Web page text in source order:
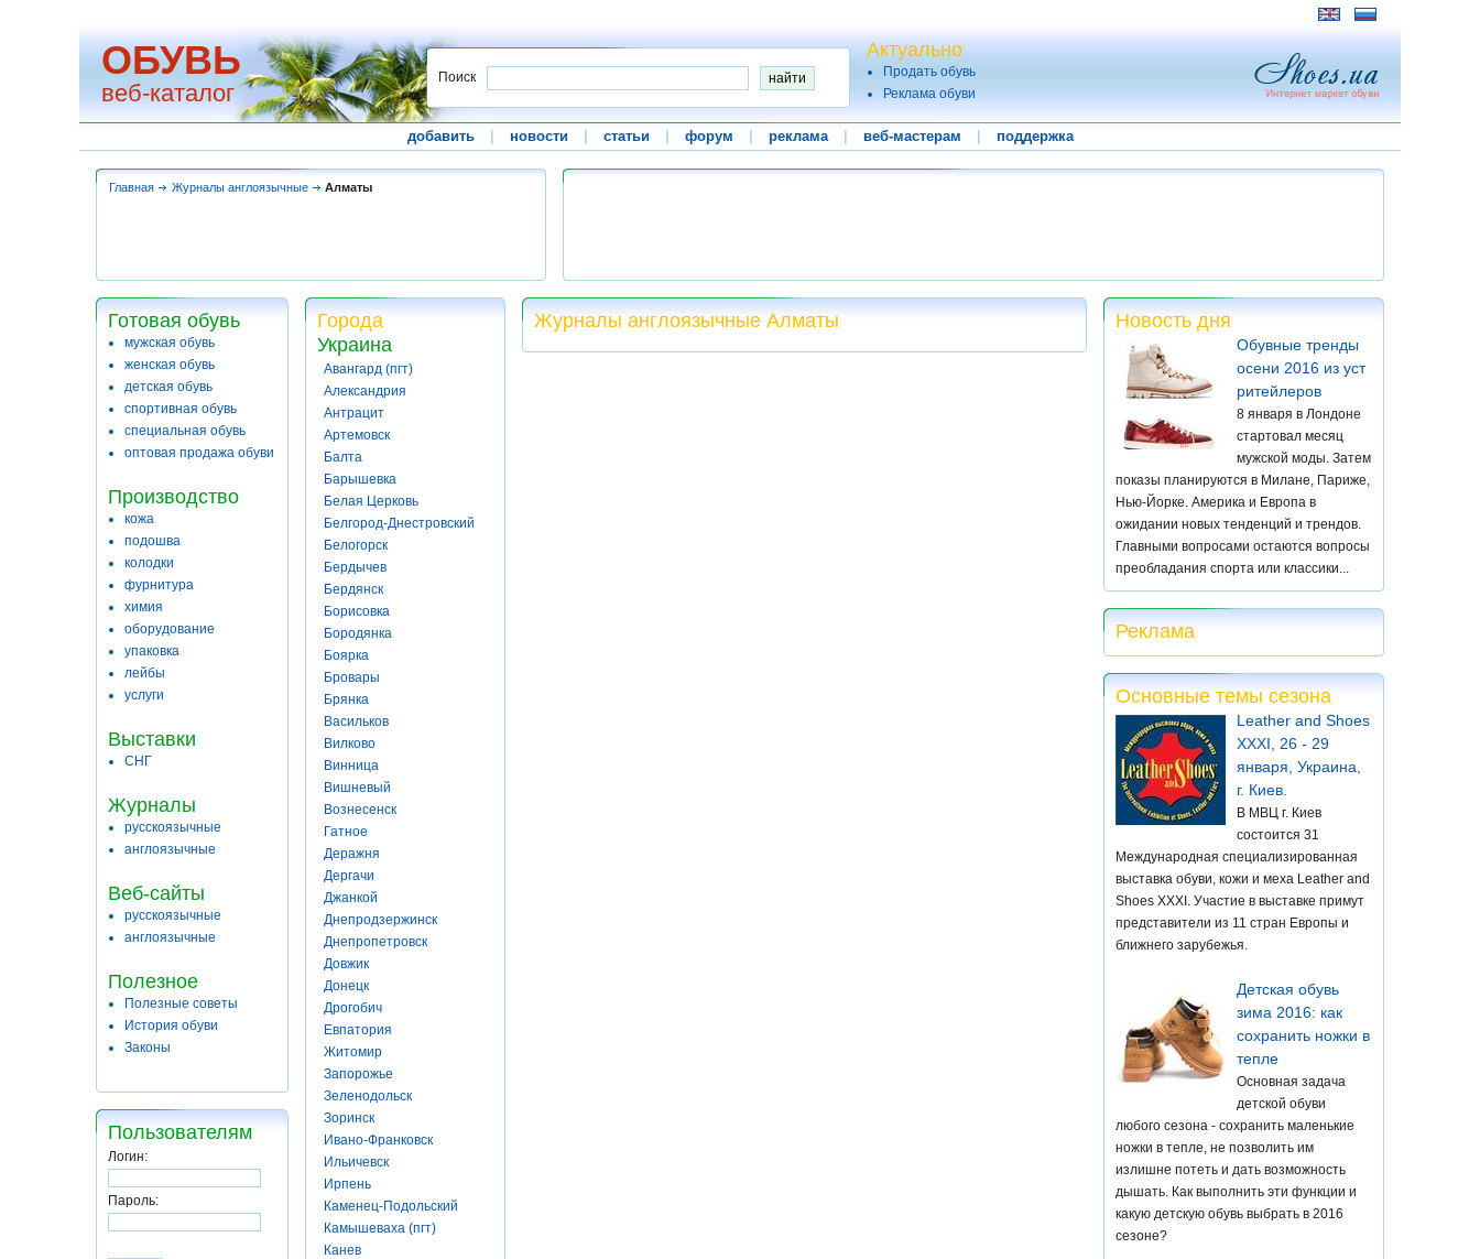
ОБУВЬ
веб-каталог
Поиск
Актуально
Продать обувь
Реклама обуви
добавить новости статьи форум реклама веб-мастерам поддержка
Главная Журналы англоязычные Алматы
Готовая обувь
мужская обувь
женская обувь
детская обувь
спортивная обувь
специальная обувь
оптовая продажа обуви
Производство
кожа
подошва
колодки
фурнитура
химия
оборудование
упаковка
лейбы
услуги
Выставки
СНГ
Журналы
русскоязычные
англоязычные
Веб-сайты
русскоязычные
англоязычные
Полезное
Полезные советы
История обуви
Законы
Пользователям
Логин:
Пароль:
Города
Украина
Авангард (пгт)
Александрия
Антрацит
Артемовск
Балта
Барышевка
Белая Церковь
Белгород-Днестровский
Белогорск
Бердычев
Бердянск
Борисовка
Бородянка
Боярка
Бровары
Брянка
Васильков
Вилково
Винница
Вишневый
Вознесенск
Гатное
Деражня
Дергачи
Джанкой
Днепродзержинск
Днепропетровск
Довжик
Донецк
Дрогобич
Евпатория
Житомир
Запорожье
Зеленодольск
Зоринск
Ивано-Франковск
Ильичевск
Ирпень
Каменец-Подольский
Камышеваха (пгт)
Канев
Журналы англоязычные Алматы Новость дня
Обувные тренды
осени 2016 из уст
ритейлеров
8 января в Лондоне
стартовал месяц
мужской моды. Затем
показы планируются в Милане, Париже,
Нью-Йорке. Америка и Европа в
ожидании новых тенденций и трендов.
Главными вопросами остаются вопросы
преобладания спорта или классики...
Реклама
Основные темы сезона
Leather and Shoes
XXXI, 26 - 29
января, Украина,
г. Киев.
В МВЦ г. Киев
состоится 31
Международная специализированная
выставка обуви, кожи и меха Leather and
Shoes XXXI. Участие в выставке примут
представители из 11 стран Европы и
ближнего зарубежья.
Детская обувь
зима 2016: как
сохранить ножки в
тепле
Основная задача
детской обуви
любого сезона - сохранить маленькие
ножки в тепле, не позволить им
излишне потеть и дать возможность
дышать. Как выполнить эти функции и
какую детскую обувь выбрать в 2016
сезоне?